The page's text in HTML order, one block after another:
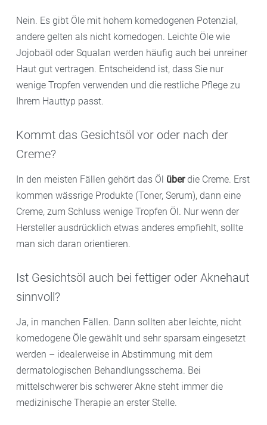
Nein. Es gibt Öle mit hohem komedogenen Potenzial,
andere gelten als nicht komedogen. Leichte Öle wie
Jojobaöl oder Squalan werden häufig auch bei unreiner
Haut gut vertragen. Entscheidend ist, dass Sie nur
wenige Tropfen verwenden und die restliche Pflege zu
Ihrem Hauttyp passt.
Kommt das Gesichtsöl vor oder nach der
Creme?
In den meisten Fällen gehört das Öl überdie Creme. Erst
kommen wässrige Produkte (Toner, Serum), dann eine
Creme, zum Schluss wenige Tropfen Öl. Nur wenn der
Hersteller ausdrücklich etwas anderes empfiehlt, sollte
man sich daran orientieren.
Ist Gesichtsöl auch bei fettiger oder Aknehaut
sinnvoll?
Ja, in manchen Fällen. Dann sollten aber leichte, nicht
komedogene Öle gewählt und sehr sparsam eingesetzt
werden – idealerweise in Abstimmung mit dem
dermatologischen Behandlungsschema. Bei
mittelschwerer bis schwerer Akne steht immer die
medizinische Therapie an erster Stelle.